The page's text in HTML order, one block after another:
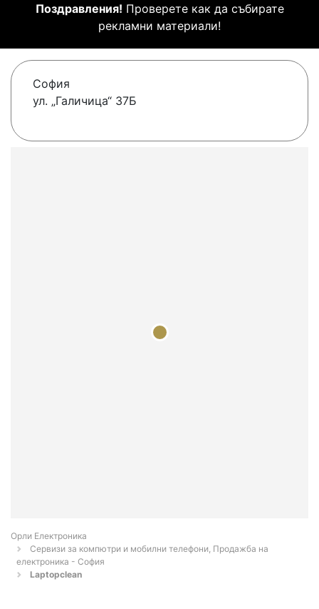
Поздравления! Проверете как да събирате
рекламни материали!
София
ул. „Галичица“ 37Б
Орли Електроника
Сервизи за компютри и мобилни телефони, Продажба на
електроника - София
Laptopclean